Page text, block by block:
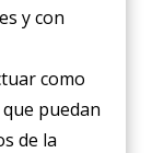
y con
como
puedan
de la